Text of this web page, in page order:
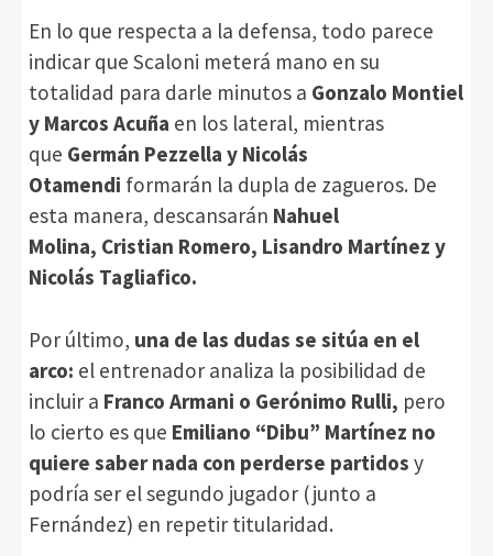
En lo que respecta a la defensa, todo parece
indicar que Scaloni meterá mano en su
totalidad para darle minutos a Gonzalo Montiel
y Marcos Acuña en los lateral, mientras
que Germán Pezzella y Nicolás
Otamendi formarán la dupla de zagueros. De
esta manera, descansarán Nahuel
Molina, Cristian Romero, Lisandro Martínez y
Nicolás Tagliafico.
Por último, una de las dudas se sitúa en el
arco: el entrenador analiza la posibilidad de
incluir a Franco Armani o Gerónimo Rulli, pero
lo cierto es que Emiliano “Dibu” Martínez no
quiere saber nada con perderse partidos y
podría ser el segundo jugador (junto a
Fernández) en repetir titularidad.